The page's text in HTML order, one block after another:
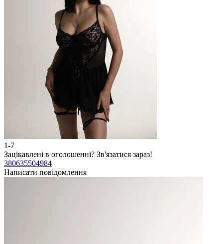
1-7
Зацікавлені в оголошенні? Зв'язатися зараз!
380635504984
Написати повідомлення